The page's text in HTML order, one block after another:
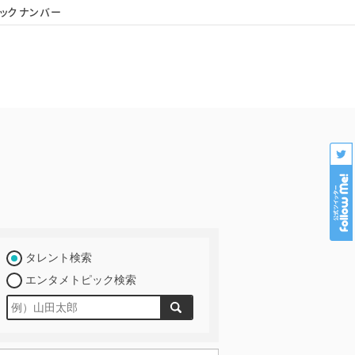
会社概要 個人情報保護
クナンバー
タレント検索
エンタメトピック検索